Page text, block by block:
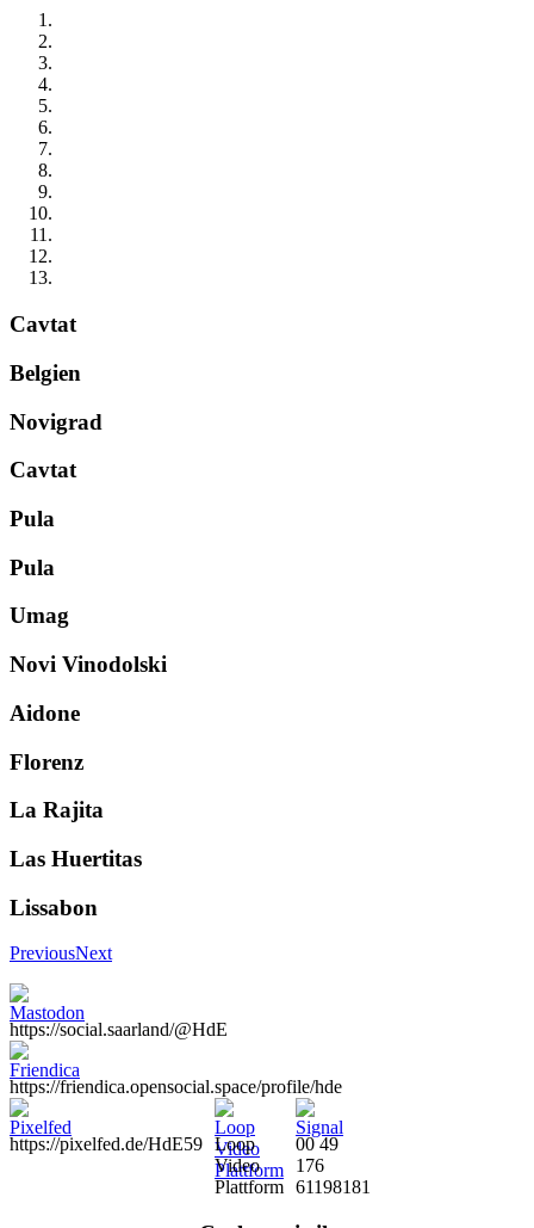
Cavtat
Belgien
Novigrad
Cavtat
Pula
Pula
Umag
Novi Vinodolski
Aidone
Florenz
La Rajita
Las Huertitas
Lissabon
PreviousNext
https://social.saarland/@HdE
https://friendica.opensocial.space/profile/hde
https://pixelfed.de/HdE59 Loop
Video
Plattform
00 49
176
61198181